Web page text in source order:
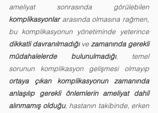
komplikasyonlar arasında olmasına rağmen,
bu komplikasyonun yönetiminde yeterince
dikkatli davranılmadığı ve zamanında gerekli
müdahalelerde bulunulmadığı, temel
ortaya çıkan komplikasyonun zamanında
anlaşılıp gerekli önlemlerin ameliyat dahil
alınmamış olduğu, hastanın takibinde, erken